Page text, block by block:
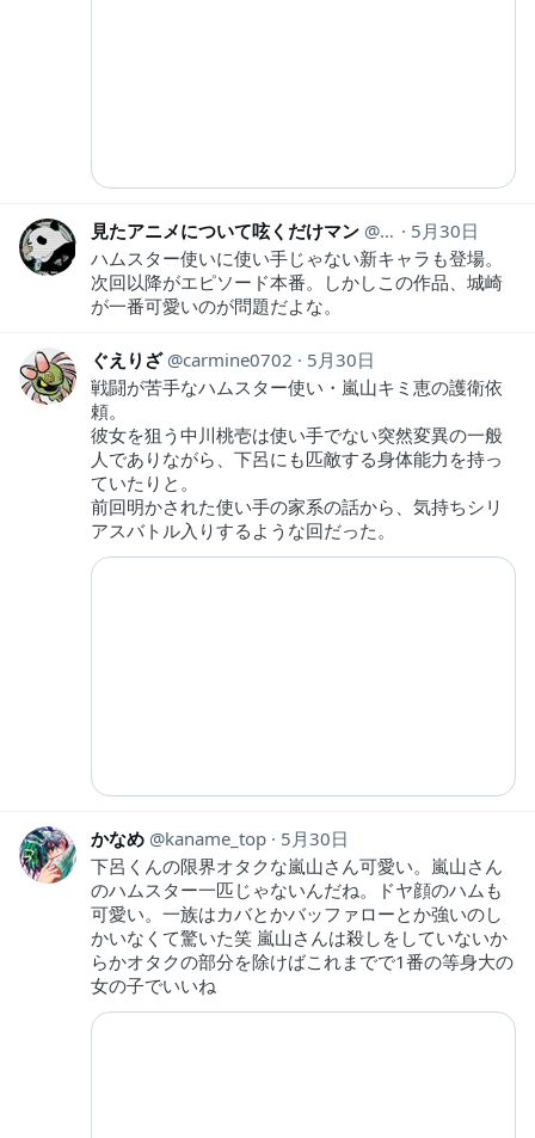
見たアニメについて呟くだけマン animeozy
5月30日
ハムスター使いに使い手じゃない新キャラも登場。
次回以降がエピソード本番。しかしこの作品、城崎
が一番可愛いのが問題だよな。
ぐえりざ carmine0702
5月30日
戦闘が苦手なハムスター使い・嵐山キミ恵の護衛依
頼。
彼女を狙う中川桃壱は使い手でない突然変異の一般
人でありながら、下呂にも匹敵する身体能力を持っ
ていたりと。
前回明かされた使い手の家系の話から、気持ちシリ
アスバトル入りするような回だった。
かなめ kaname_top
5月30日
下呂くんの限界オタクな嵐山さん可愛い。嵐山さん
のハムスター一匹じゃないんだね。ドヤ顔のハムも
可愛い。一族はカバとかバッファローとか強いのし
かいなくて驚いた笑 嵐山さんは殺しをしていないか
らかオタクの部分を除けばこれまでで1番の等身大の
女の子でいいね